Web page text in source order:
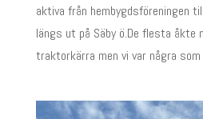
aktiva från hembygdsföreningen
längs ut på Säby ö.De flesta åkte
traktorkärra men vi var några